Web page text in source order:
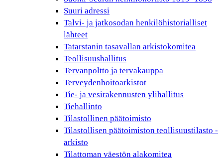
Suuri adressi
Talvi- ja jatkosodan henkilöhistorialliset
lähteet
Tatarstanin tasavallan arkistokomitea
Teollisuushallitus
Tervanpoltto ja tervakauppa
Terveydenhoitoarkistot
Tie- ja vesirakennusten ylihallitus
Tiehallinto
Tilastollinen päätoimisto
Tilastollisen päätoimiston teollisuustilasto -
arkisto
Tilattoman väestön alakomitea